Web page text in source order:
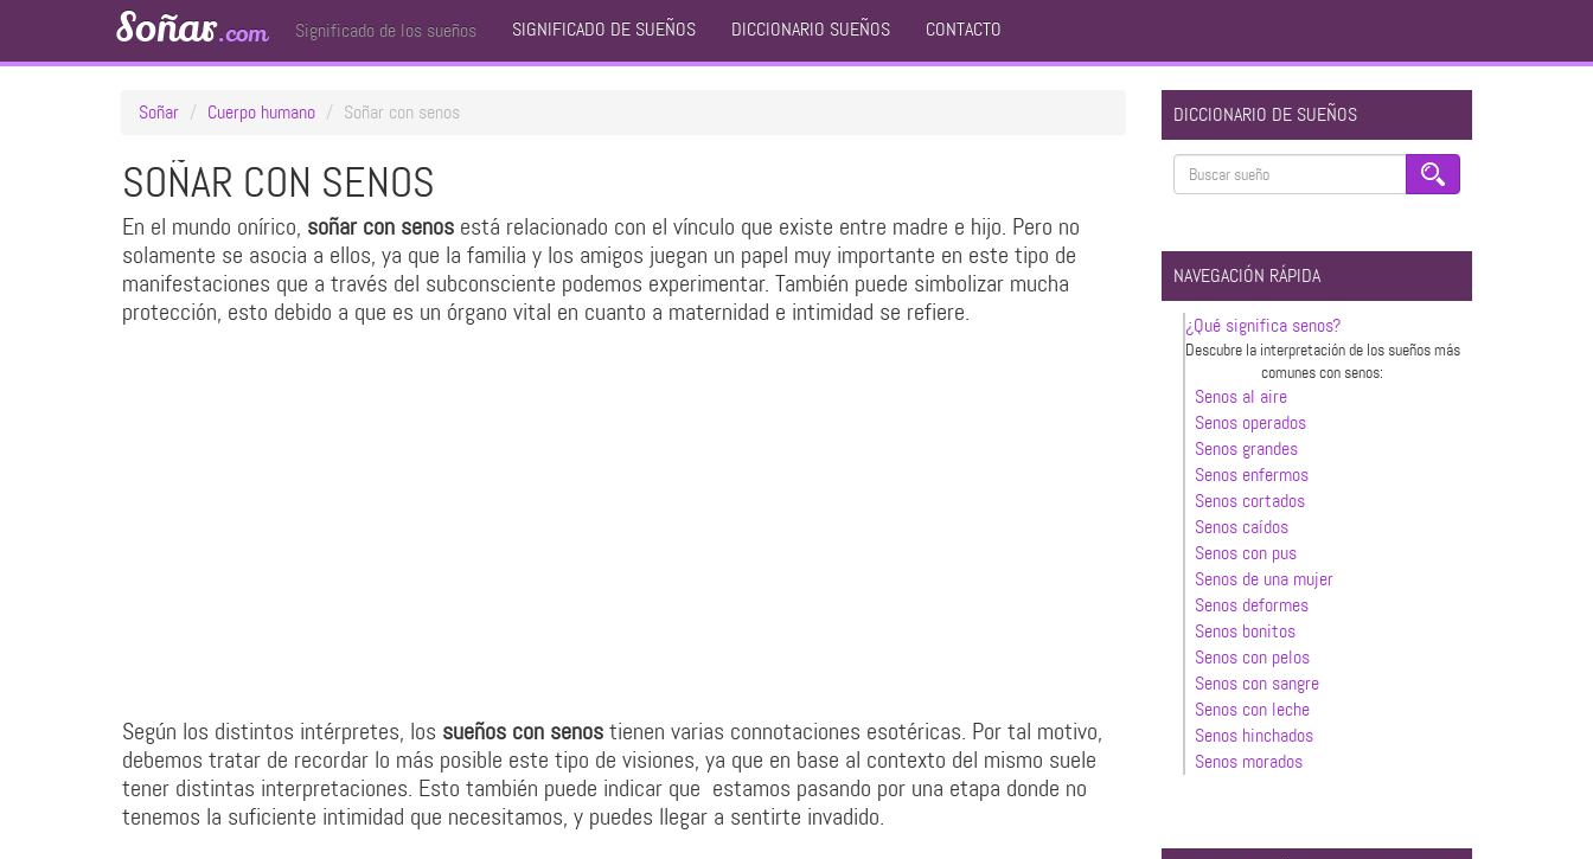
Soñar.com Significado de los sueños SIGNIFICADO DE SUEÑOS DICCIONARIO SUEÑOS CONTACTO
Soñar Cuerpo humano Soñar con senos
SOÑAR CON SENOS
En el mundo onírico, soñar con senos está relacionado con el vínculo que existe entre madre e hijo. Pero no
solamente se asocia a ellos, ya que la familia y los amigos juegan un papel muy importante en este tipo de
manifestaciones que a través del subconsciente podemos experimentar. También puede simbolizar mucha
protección, esto debido a que es un órgano vital en cuanto a maternidad e intimidad se refiere.
Según los distintos intérpretes, los sueños con senostienen varias connotaciones esotéricas. Por tal motivo,
debemos tratar de recordar lo más posible este tipo de visiones, ya que en base al contexto del mismo suele
tener distintas interpretaciones. Esto también puede indicar que estamos pasando por una etapa donde no
tenemos la suficiente intimidad que necesitamos, y puedes llegar a sentirte invadido.
DICCIONARIO DE SUEÑOS
NAVEGACIÓN RÁPIDA
¿Qué significa senos?
Descubre la interpretación de los sueños más
comunes con senos:
Senos al aire
Senos operados
Senos grandes
Senos enfermos
Senos cortados
Senos caídos
Senos con pus
Senos de una mujer
Senos deformes
Senos bonitos
Senos con pelos
Senos con sangre
Senos con leche
Senos hinchados
Senos morados